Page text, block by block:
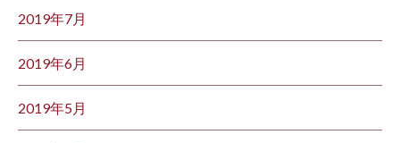
2019年7月
2019年6月
2019年5月